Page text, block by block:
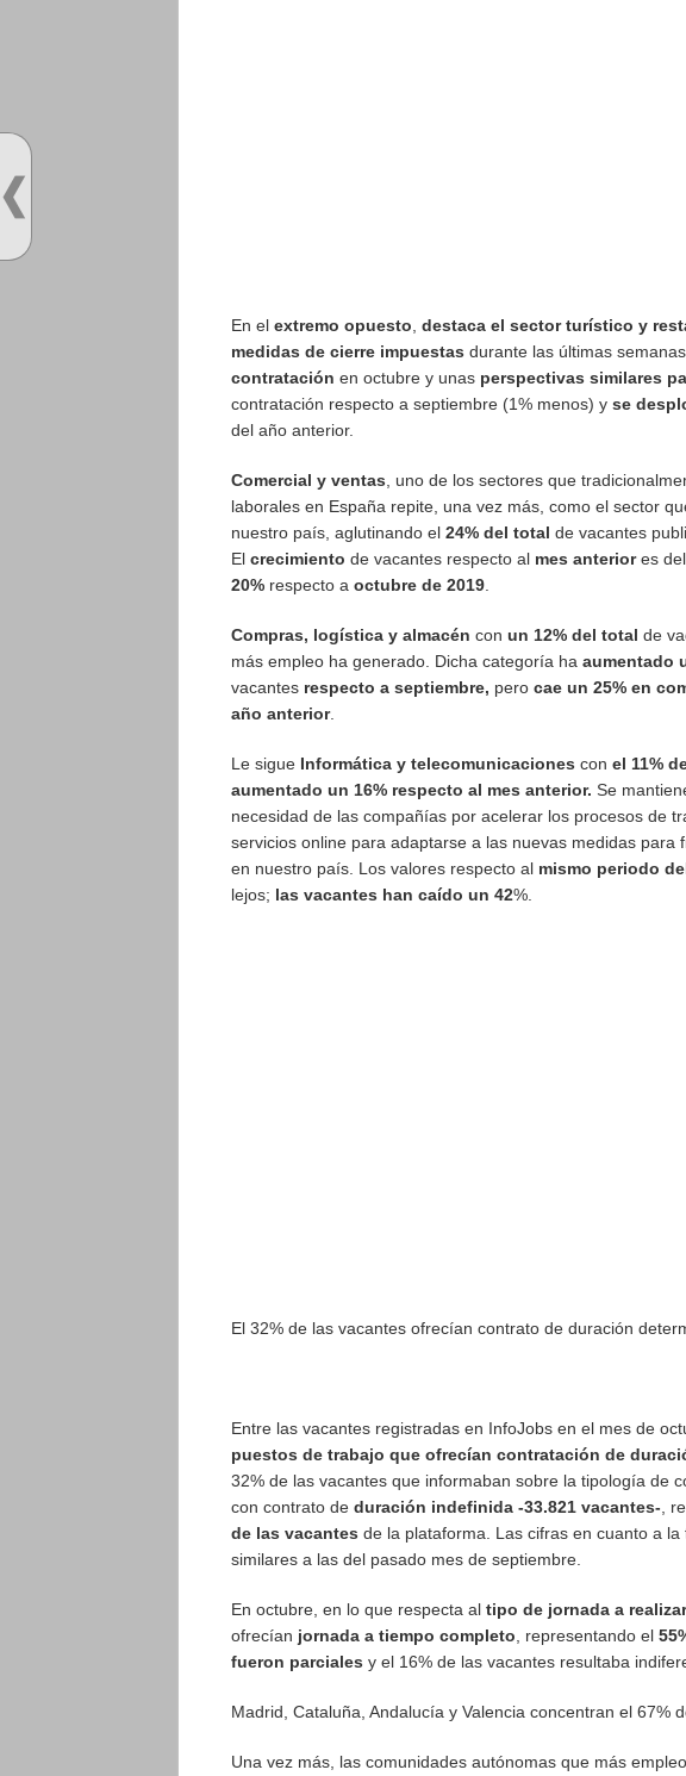
En el extremo opuesto destaca el sector turístico y
medidas de cierre impuestas durante las últimas semanas,
contratación en octubre y unas perspectivas similares
contratación respecto a septiembre (1% menos) y se
del año anterior.
Comercial y ventas , uno de los sectores que
laborales en España repite, una vez más, como el sector
nuestro país, aglutinando el 24% del total de vacantes
El crecimiento de vacantes respecto al mes anteriores del
20%respecto a octubre de 2019.
Compras, logística y almacén con un 12% del total de
más empleo ha generado. Dicha categoría ha aumentado
vacantes respecto a septiembre, pero cae un 25% en
año anterior.
Le sigue Informática y telecomunicaciones con el 11%
aumentado un 16% respecto al mes anterior. Se
necesidad de las compañías por acelerar los procesos de
servicios online para adaptarse a las nuevas medidas para
en nuestro país. Los valores respecto al mismo periodo
lejos; las vacantes han caído un 42%.
El 32% de las vacantes ofrecían contrato de duración
Entre las vacantes registradas en InfoJobs en el mes de
puestos de trabajo que ofrecían contratación de
32% de las vacantes que informaban sobre la tipología de
con contrato deduración indefinida -33.821 vacantes- ,
de las vacantes de la plataforma. Las cifras en cuanto a
similares a las del pasado mes de septiembre.
En octubre, en lo que respecta al tipo de jornada a realizar
ofrecían jornada a tiempo completo , representando el
fueron parciales y el 16% de las vacantes resultaba
Madrid, Cataluña, Andalucía y Valencia concentran el 67%
Una vez más, las comunidades autónomas que más